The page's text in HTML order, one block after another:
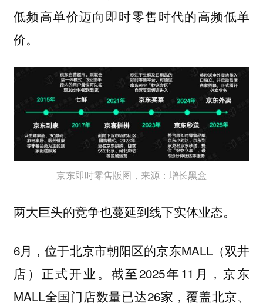
低频高单价迈向即时零售时代的高频低单
价。
京东即时零售版图，来源：增长黑盒
两大巨头的竞争也蔓延到线下实体业态。
6月，位于北京市朝阳区的京东MALL（双井
店）正式开业。截至2025年11月，京东
MALL全国门店数量已达26家，覆盖北京、